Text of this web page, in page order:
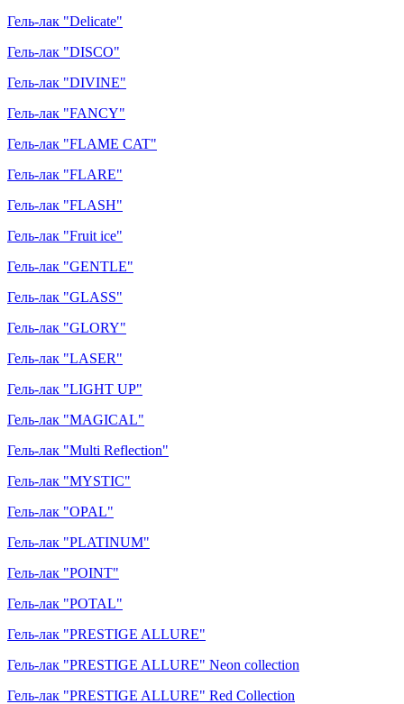
Гель-лак "Delicate"
Гель-лак "DISCO"
Гель-лак "DIVINE"
Гель-лак "FANCY"
Гель-лак "FLAME CAT"
Гель-лак "FLARE"
Гель-лак "FLASH"
Гель-лак "Fruit ice"
Гель-лак "GENTLE"
Гель-лак "GLASS"
Гель-лак "GLORY"
Гель-лак "LASER"
Гель-лак "LIGHT UP"
Гель-лак "MAGICAL"
Гель-лак "Multi Reflection"
Гель-лак "MYSTIC"
Гель-лак "OPAL"
Гель-лак "PLATINUM"
Гель-лак "POINT"
Гель-лак "POTAL"
Гель-лак "PRESTIGE ALLURE"
Гель-лак "PRESTIGE ALLURE" Neon collection
Гель-лак "PRESTIGE ALLURE" Red Collection